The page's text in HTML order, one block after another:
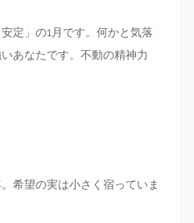
定」の1月です。何かと気落
あなたです。不動の精神力
希望の実は小さく宿っていま